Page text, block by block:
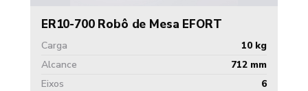
ER10-700 Robô de Mesa EFORT
Carga
10 kg
Alcance
712 mm
Eixos
6